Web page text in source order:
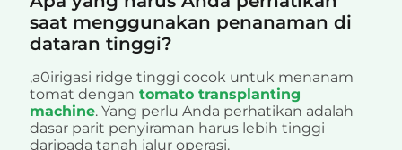
saat menggunakan penanaman di
dataran tinggi?
,a0irigasi ridge tinggi cocok untuk menanam
tomat dengan tomato transplanting
machine. Yang perlu Anda perhatikan adalah
dasar parit penyiraman harus lebih tinggi
daripada tanah jalur operasi.